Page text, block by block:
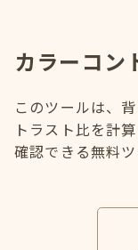
カラーコン
このツールは、
トラスト比を計
確認できる無料ツ